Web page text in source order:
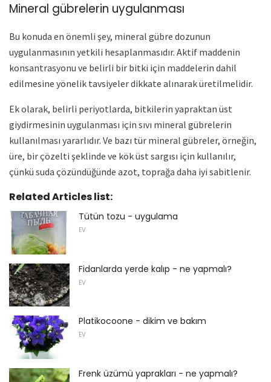
Mineral gübrelerin uygulanması
Bu konuda en önemli şey, mineral gübre dozunun
uygulanmasının yetkili hesaplanmasıdır. Aktif maddenin
konsantrasyonu ve belirli bir bitki için maddelerin dahil
edilmesine yönelik tavsiyeler dikkate alınarak üretilmelidir.
Ek olarak, belirli periyotlarda, bitkilerin yapraktan üst
giydirmesinin uygulanması için sıvı mineral gübrelerin
kullanılması yararlıdır. Ve bazı tür mineral gübreler, örneğin,
üre, bir çözelti şeklinde ve kök üst sargısı için kullanılır,
çünkü suda çözündüğünde azot, toprağa daha iyi sabitlenir.
Related Articles list:
Tütün tozu - uygulama
EV
Fidanlarda yerde kalıp - ne yapmalı?
EV
Platikocoone - dikim ve bakım
EV
Frenk üzümü yaprakları - ne yapmalı?